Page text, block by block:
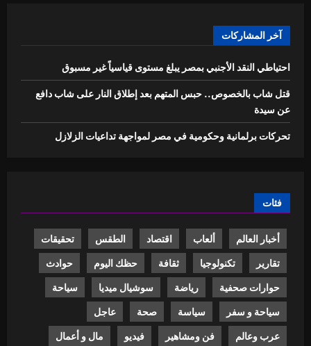
آخر المشاركات
احتياطي النقد الأجنبي بمصر يبلغ مستوى قياسياً غير مسبوق
قتل شاب بالخصوص.. حبس المتهم بعد إطلاق النار على شاب دافع
عن سيدة
تحركات برلمانية وحكومية في مصر لمواجهة تداعيات الزلازل
فئات
أخبار العالم ألعاب اقتصاد الطقس تحقيقات
تقارير تكنولوجيا ثقافة حظك اليوم حوادث
حوارات صحفية رياضة سوشيال ميديا سياحة
سياحة و سفر سياسة صحة عاجل
عرب وعالم فن ومشاهير فيديو مال و أعمال